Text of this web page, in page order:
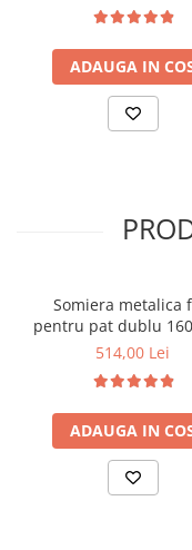
Bonell, sistem de
banda Spaceair,
plus 2 perne
microfibra
lavabile la 60°C
ADAUGA IN
Somiera metalica
pentru pat dublu
6 picioare, 32 lamele
saltea ferm, negru
514,00 Lei
ADAUGA IN